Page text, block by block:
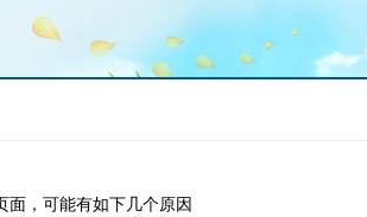
面，可能有如下几个原因